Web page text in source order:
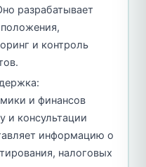
разрабатывает
и контроль
и финансов
и консультации
информацию о
налоговых